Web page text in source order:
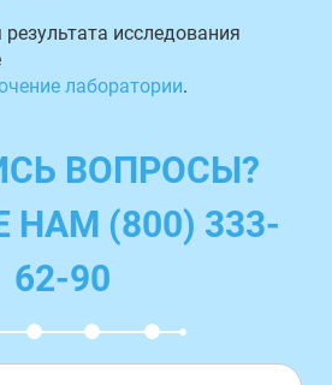
исследования
лаборатории.
ВОПРОСЫ?
НАМ (800) 333-
62-90